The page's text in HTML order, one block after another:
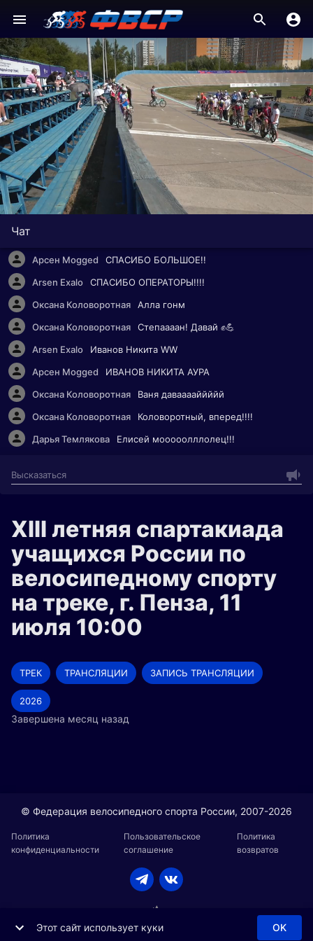
Чат
Дарья Темлякова Елисей мооооолллолец!!!
Оксана Коловоротная Коловоротный, вперед!!!!
Оксана Коловоротная Ваня давааааййййй
Арсен Mogged ИВАНОВ НИКИТА АУРА
Arsen Exalo Иванов Никита WW
Оксана Коловоротная Степаааан! Давай ✊💪
Оксана Коловоротная Алла гонм
Arsen Exalo СПАСИБО ОПЕРАТОРЫ!!!!
Арсен Mogged СПАСИБО БОЛЬШОЕ!!
Анна Мозговая Спасибо мужчины за камерами))))) ❤️
Оксана Коловоротная Алла вперед
Оксана Коловоротная 👍
Arsen Exalo WW ЗАВОЗИК
Арсен Mogged
iufzjco8wy ЗАПОМНИЛИ УСПОКОЙТЕСЬ БОГА РАДИ
iufzjco8wy ДА ЗАПОМНИЛИ МЫ ВСЕ УЖЕ
Arsen Exalo WWW
iufzjco8wy ПОКАЗЫВАЕТ У ВСЕХ???
Оксана Коловоротная 😂😂😂😁😁😁😁👏👏
XIII летняя спартакиада
учащихся России по
велосипедному спорту
на треке, г. Пенза, 11
июля 10:00
ТРЕК ТРАНСЛЯЦИИ ЗАПИСЬ ТРАНСЛЯЦИИ
2026
Завершена месяц назад
© Федерация велосипедного спорта России, 2007-2026
Политика
конфиденциальности
Пользовательское
соглашение
Политика
возвратов
Этот сайт использует куки OK